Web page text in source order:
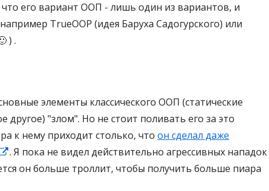
его вариант ООП - лишь один из вариантов, и
TrueOOP (идея Баруха Садогурского) или
) .
элементы классического ООП (статические
"злом". Но не стоит поливать его за это
к нему приходит столько, что он сделал даже
О
т
. Я пока не видел действительно агрессивных нападок
он больше троллит, чтобы получить больше пиара